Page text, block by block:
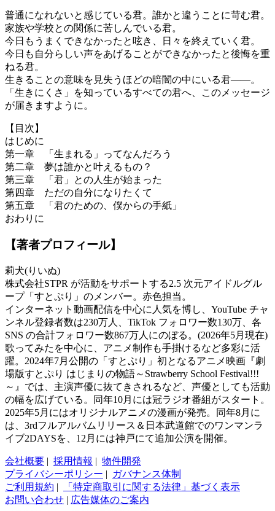
普通になれないと感じている君。誰かと違うことに苛む君。
家族や学校との関係に苦しんでいる君。
今日もうまくできなかったと呟き、日々を終えていく君。
今日も自分らしい声をあげることができなかったと後悔を重
ねる君。
生きることの意味を見失うほどの暗闇の中にいる君――。
「生きにくさ」を知っているすべての君へ、このメッセージ
が届きますように。
【目次】
はじめに
第一章 「生まれる」ってなんだろう
第二章 夢は誰かと叶えるもの？
第三章 「君」との人生が始まった
第四章 ただの自分になりたくて
第五章 「君のための、僕からの手紙」
おわりに
【著者プロフィール】
莉犬(りいぬ)
株式会社STPR が活動をサポートする2.5 次元アイドルグル
ープ「すとぷり」のメンバー。赤色担当。
インターネット動画配信を中心に人気を博し、YouTube チャ
ンネル登録者数は230万人、TikTok フォロワー数130万、各
SNS の合計フォロワー数867万人にのぼる。(2026年5月現在)
歌ってみたを中心に、アニメ制作も手掛けるなど多彩に活
躍。2024年7月公開の「すとぷり」初となるアニメ映画『劇
場版すとぷり はじまりの物語～Strawberry School Festival!!!
～』では、主演声優に抜てきされるなど、声優としても活動
の幅を広げている。同年10月には冠ラジオ番組がスタート。
2025年5月にはオリジナルアニメの漫画が発売。同年8月に
は、3rdフルアルバムリリース＆日本武道館でのワンマンラ
イブ2DAYSを、12月には神戸にて追加公演を開催。
会社概要 | 採用情報 | 物件開発
プライバシーポリシー |
ガバナンス体制
ご利用規約 |
「特定商取引に関する法律」基づく表示
お問い合わせ | 広告媒体のご案内